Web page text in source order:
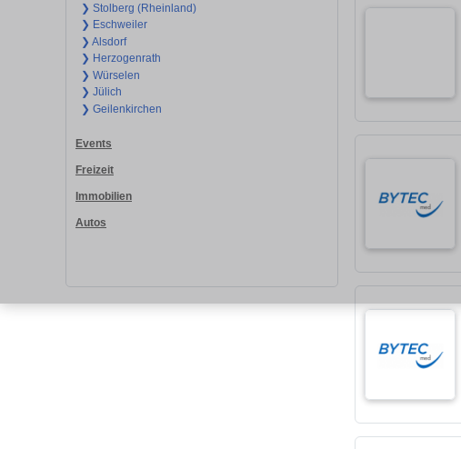
❯ Stolberg (Rheinland)
❯ Eschweiler
❯ Alsdorf
❯ Herzogenrath
❯ Würselen
❯ Jülich
❯ Geilenkirchen
Events
Freizeit
Immobilien
Autos